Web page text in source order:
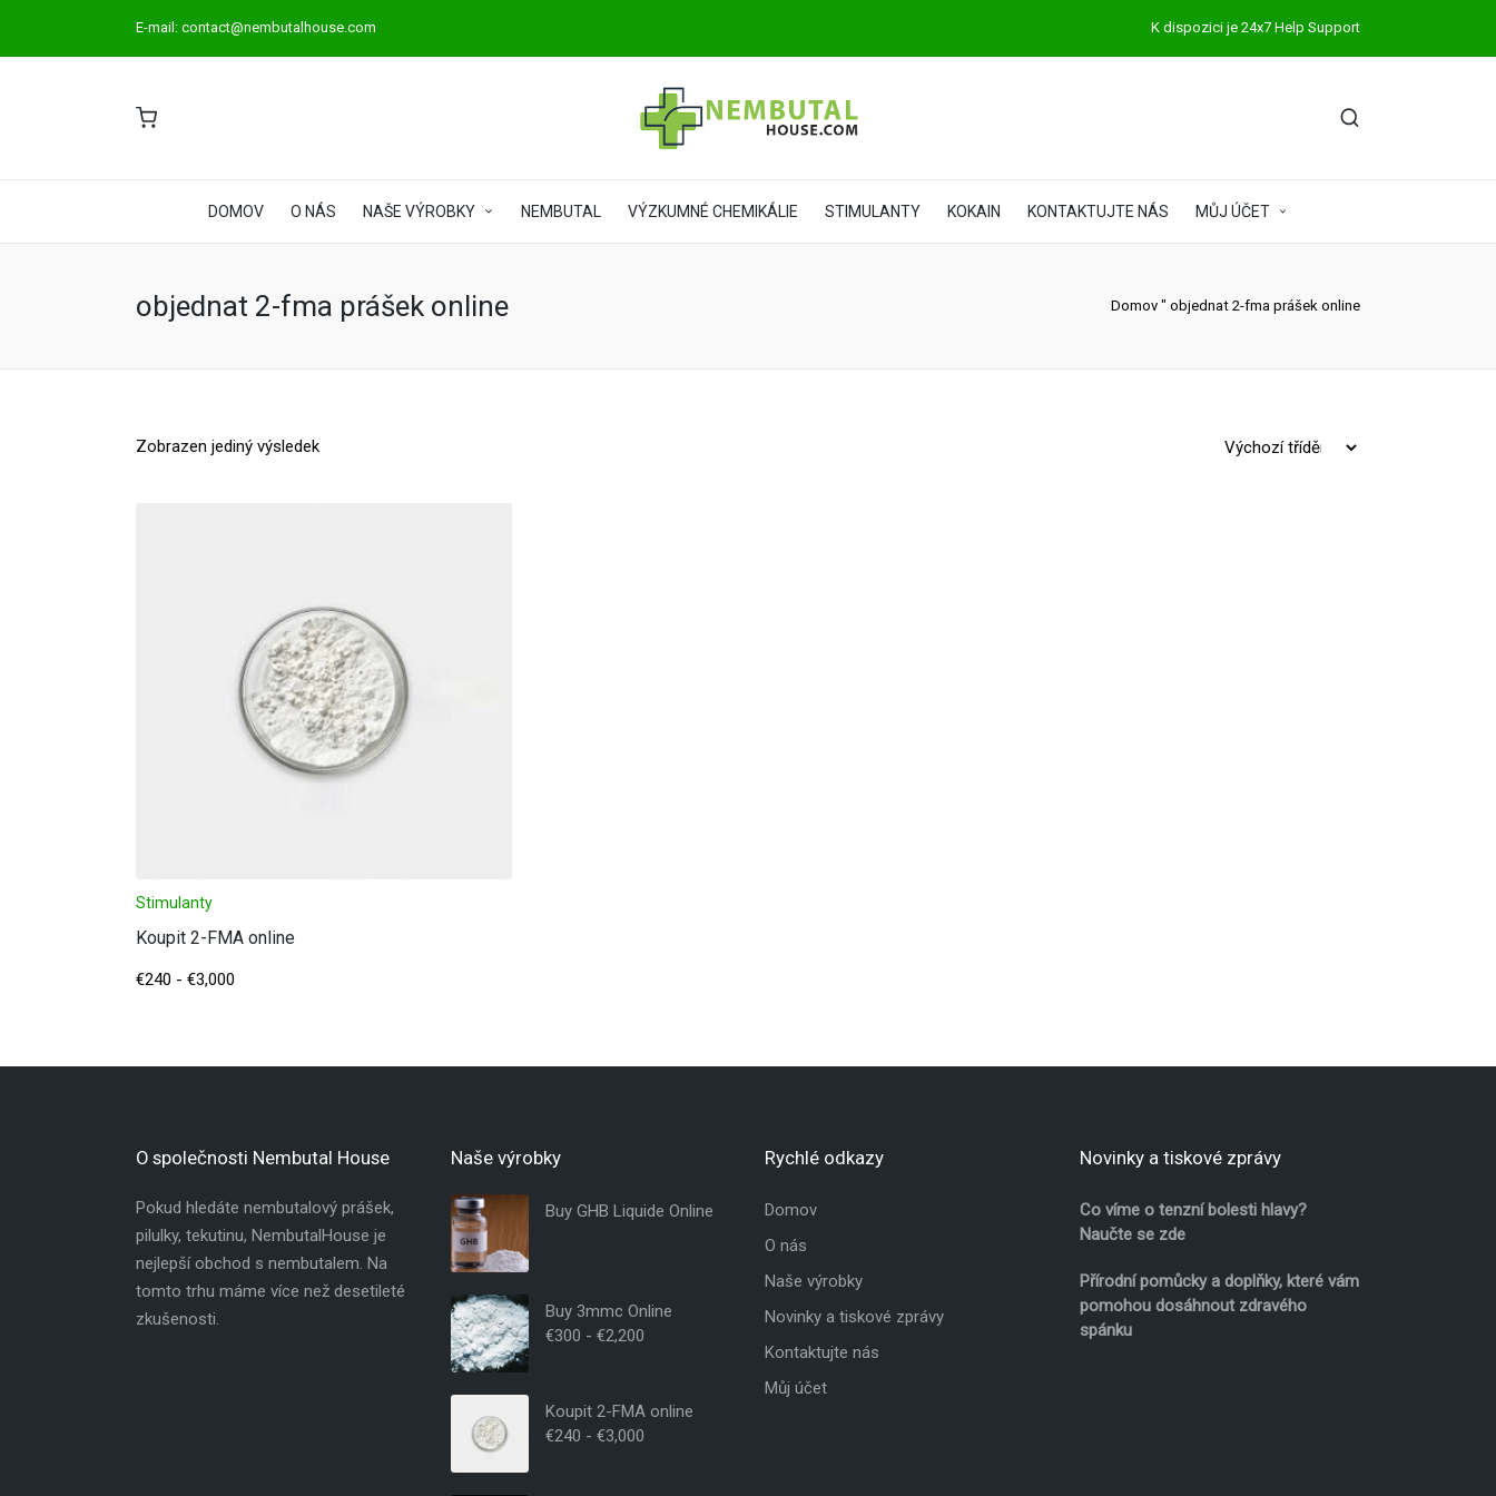
E-mail: contact@nembutalhouse.com K dispozici je 24x7 Help Support
DOMOV O NÁS NAŠE VÝROBKY NEMBUTAL VÝZKUMNÉ CHEMIKÁLIE STIMULANTY KOKAIN KONTAKTUJTE NÁS MŮJ ÚČET
objednat 2-fma prášek online Domov " objednat 2-fma prášek online
Zobrazen jediný výsledek
Stimulanty
Koupit 2-FMA online
€240 - €3,000
O společnosti Nembutal House
Pokud hledáte nembutalový prášek,
pilulky, tekutinu, NembutalHouse je
nejlepší obchod s nembutalem. Na
tomto trhu máme více než desetileté
zkušenosti.
Naše výrobky
Buy GHB Liquide Online
Buy 3mmc Online
€300 - €2,200
Koupit 2-FMA online
€240 - €3,000
Rychlé odkazy
Domov
O nás
Naše výrobky
Novinky a tiskové zprávy
Kontaktujte nás
Můj účet
Novinky a tiskové zprávy
Co víme o tenzní bolesti hlavy?
Naučte se zde
Přírodní pomůcky a doplňky, které vám
pomohou dosáhnout zdravého
spánku